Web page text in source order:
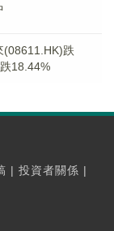
(08611.HK)跌
18.44%
| 投資者關係 |